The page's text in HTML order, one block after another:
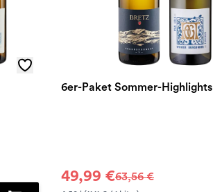
6er-Paket Sommer-Highlights
49,99 €63,56 €